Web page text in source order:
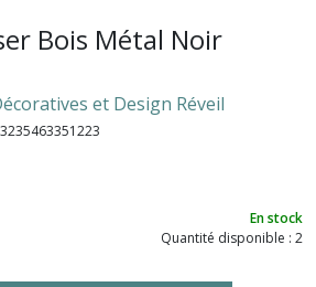
Bois Métal Noir
et Design Réveil
En stock
Quantité disponible : 2